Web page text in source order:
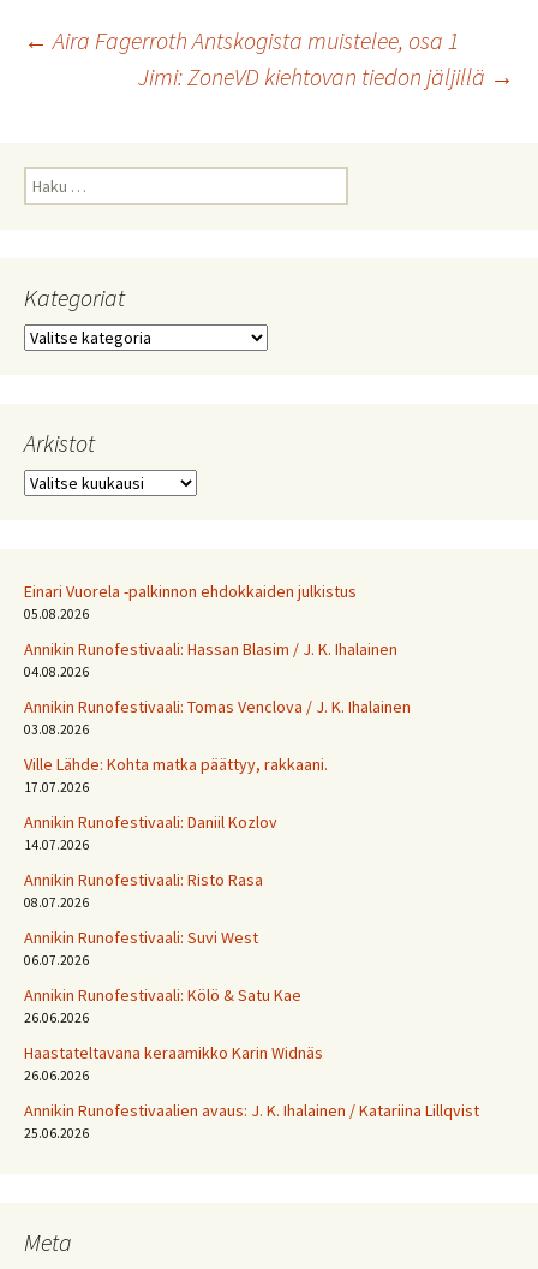
Artikkelien
← Aira Fagerroth Antskogista muistelee, osa 1
Jimi: ZoneVD kiehtovan tiedon jäljillä →
Haku:
Kategoriat
Kategoriat
Arkistot
Arkistot
Einari Vuorela -palkinnon ehdokkaiden julkistus
05.08.2026
Annikin Runofestivaali: Has­san Bla­sim / J. K. Ihalainen
04.08.2026
Annikin Runofestivaali: Tomas Venclova / J. K. Ihalainen
03.08.2026
Ville Lähde: Kohta matka päättyy, rakkaani.
17.07.2026
Annikin Runofestivaali: Daniil Kozlov
14.07.2026
Annikin Runofestivaali: Risto Rasa
08.07.2026
Annikin Runofestivaali: Suvi West
06.07.2026
Annikin Runofestivaali: Kölö & Satu Kae
26.06.2026
Haastateltavana keraamikko Karin Widnäs
26.06.2026
Annikin Runofestivaalien avaus: J. K. Ihalainen / Katariina Lillqvist
25.06.2026
Meta